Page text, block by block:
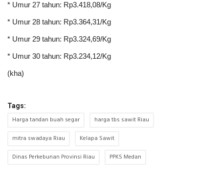
* Umur 27 tahun: Rp3.418,08/Kg
* Umur 28 tahun: Rp3.364,31/Kg
* Umur 29 tahun: Rp3.324,69/Kg
* Umur 30 tahun: Rp3.234,12/Kg
(kha)
Tags:
Harga tandan buah segar
harga tbs sawit Riau
mitra swadaya Riau
Kelapa Sawit
Dinas Perkebunan Provinsi Riau
PPKS Medan